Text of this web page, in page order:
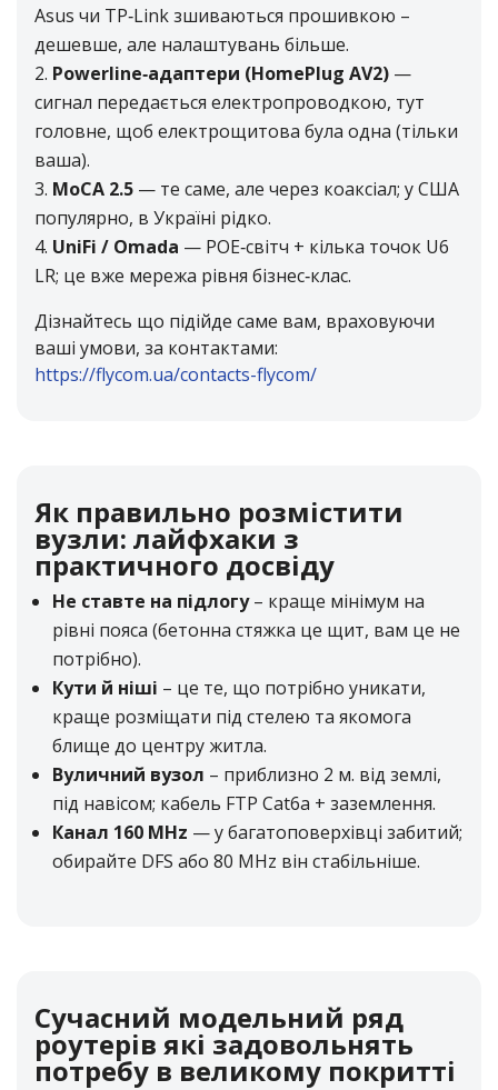
Asus чи TP‑Link зшиваються прошивкою –
дешевше, але налаштувань більше.
Powerline‑адаптери (HomePlug AV2) —
сигнал передається електропроводкою, тут
головне, щоб електрощитова була одна (тільки
ваша).
MoCA 2.5 — те саме, але через коаксіал; у США
популярно, в Україні рідко.
UniFi / Omada — POE‑світч + кілька точок U6
LR; це вже мережа рівня бізнес‑клас.
Дізнайтесь що підійде саме вам, враховуючи
ваші умови, за контактами:
https://flycom.ua/contacts-flycom/
Як правильно розмістити
вузли: лайфхаки з
практичного досвіду
Не ставте на підлогу– краще мінімум на
рівні пояса (бетонна стяжка це щит, вам це не
потрібно).
Кути й ніші – це те, що потрібно уникати,
краще розміщати під стелею та якомога
блище до центру житла.
Вуличний вузол – приблизно 2 м. від землі,
під навісом; кабель FTP Cat6a + заземлення.
Канал 160 MHz — у багатоповерхівці забитий;
обирайте DFS або 80 MHz він стабільніше.
Сучасний модельний ряд
роутерів які задовольнять
потребу в великому покритті